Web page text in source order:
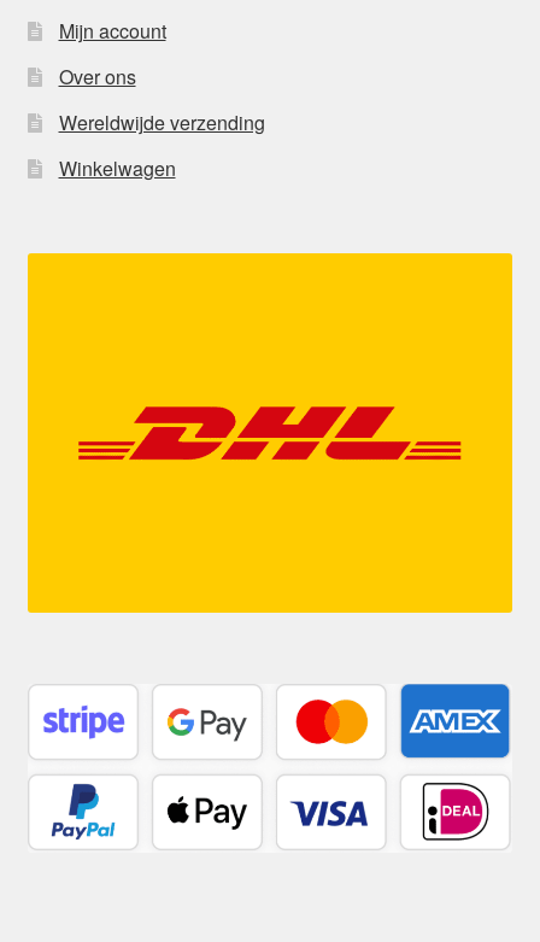
Mijn account
Over ons
Wereldwijde verzending
Winkelwagen